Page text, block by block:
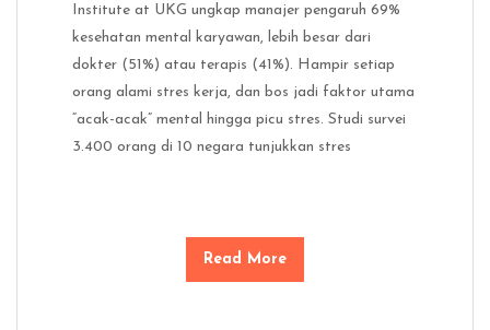
Institute at UKG ungkap manajer pengaruh 69%
kesehatan mental karyawan, lebih besar dari
dokter (51%) atau terapis (41%). Hampir setiap
orang alami stres kerja, dan bos jadi faktor utama
“acak-acak” mental hingga picu stres. Studi survei
3.400 orang di 10 negara tunjukkan stres
Read More